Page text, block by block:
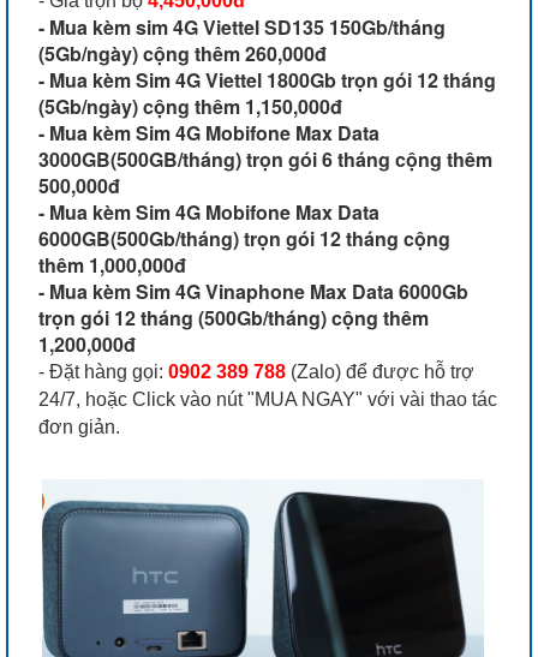
- Mua kèm sim 4G Viettel SD135 150Gb/tháng
(5Gb/ngày) cộng thêm 260,000đ
- Mua kèm Sim 4G Viettel 1800Gb trọn gói 12 tháng
(5Gb/ngày) cộng thêm 1,150,000đ
- Mua kèm Sim 4G Mobifone Max Data
3000GB(500GB/tháng) trọn gói 6 tháng cộng thêm
500,000đ
- Mua kèm Sim 4G Mobifone Max Data
6000GB(500Gb/tháng) trọn gói 12 tháng cộng
thêm 1,000,000đ
- Mua kèm Sim 4G Vinaphone Max Data 6000Gb
trọn gói 12 tháng (500Gb/tháng) cộng thêm
1,200,000đ
- Đặt hàng gọi: 0902 389 788 (Zalo) để được hỗ trợ
24/7, hoặc Click vào nút "MUA NGAY" với vài thao tác
đơn giản.